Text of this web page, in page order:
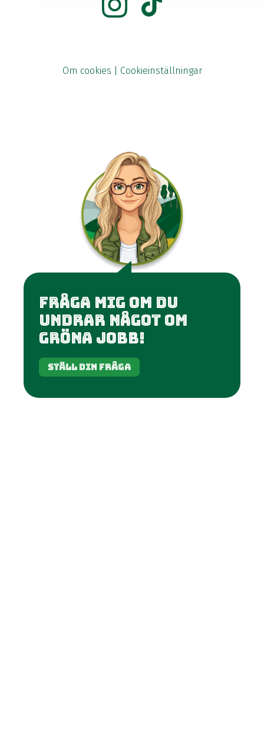
Om cookies
Cookieinställningar
fråga mig om du
undrar något om
gröna jobb!
Ställ din fråga